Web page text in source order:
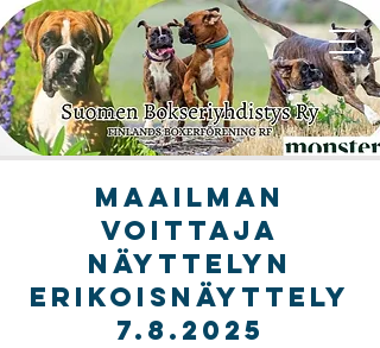
MAailman
voittaja
näyttelyn
erikoisnäyttely
7.8.2025